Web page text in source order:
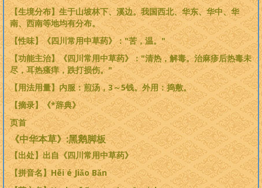
【生境分布】生于山坡林下、溪边。我国西北、华东、华中、华
南、西南等地均有分布。
【性味】《四川常用中草药》："苦，温。"
【功能主治】《四川常用中草药》："清热，解毒。治麻疹后热毒未
尽，耳热瘙痒，跌打损伤。"
【用法用量】内服：煎汤，3～5钱。外用：捣敷。
【摘录】《*辞典》
页首
《中华本草》:黑鹅脚板
【出处】出自《四川常用中草药》
【拼音名】Hēi é Jiǎo Bǎn